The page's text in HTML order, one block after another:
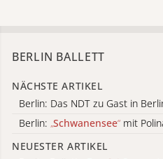
BERLIN BALLETT
NÄCHSTE ARTIKEL
Berlin: Das NDT zu Gast in
Berlin: „Schwanensee“ mit
NEUESTER ARTIKEL